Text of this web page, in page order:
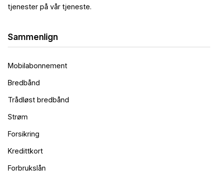
tjenester på vår tjeneste.
Sammenlign
Mobilabonnement
Bredbånd
Trådløst bredbånd
Strøm
Forsikring
Kredittkort
Forbrukslån